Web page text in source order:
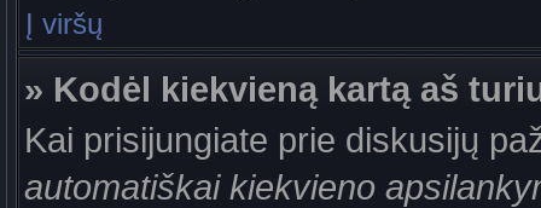
Į viršų
» Kodėl kiekvieną kartą aš
Kai prisijungiate prie diskusijų
automatiškai kiekvieno